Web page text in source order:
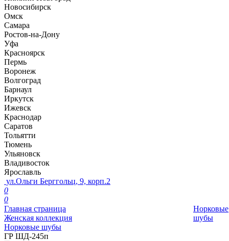
Новосибирск
Омск
Самара
Ростов-на-Дону
Уфа
Красноярск
Пермь
Воронеж
Волгоград
Барнаул
Иркутск
Ижевск
Краснодар
Саратов
Тольятти
Тюмень
Ульяновск
Владивосток
Ярославль
ул.Ольги Берггольц, 9, корп.2
0
0
Главная страница
Женская коллекция
Норковые шубы
ГР ШД-245п
Норковые
шубы